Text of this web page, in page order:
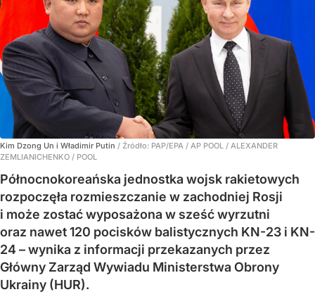
Kim Dzong Un i Władimir Putin / Źródło: PAP/EPA / AP POOL / ALEXANDER
ZEMLIANICHENKO / POOL
Północnokoreańska jednostka wojsk rakietowych
rozpoczęła rozmieszczanie w zachodniej Rosji
i może zostać wyposażona w sześć wyrzutni
oraz nawet 120 pocisków balistycznych KN-23 i KN-
24 – wynika z informacji przekazanych przez
Główny Zarząd Wywiadu Ministerstwa Obrony
Ukrainy (HUR).